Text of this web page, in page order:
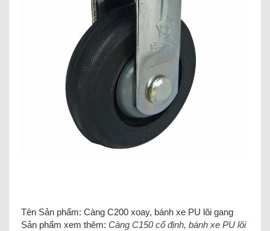
Tên Sản phẩm: Càng C200 xoay, bánh xe PU lõi gang
Sản phẩm xem thêm: Càng C150 cố định, bánh xe PU lõi